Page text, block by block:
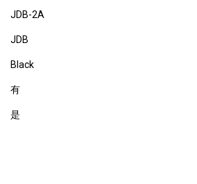
JDB-2A
JDB
Black
有
是